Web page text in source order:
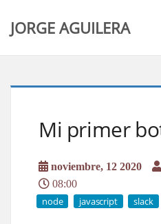
JORGE AGUILERA
Mi primer
noviembre, 12 2020
08:00
node javascript slack